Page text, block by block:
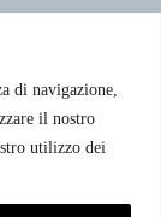
di navigazione,
il nostro
utilizzo dei